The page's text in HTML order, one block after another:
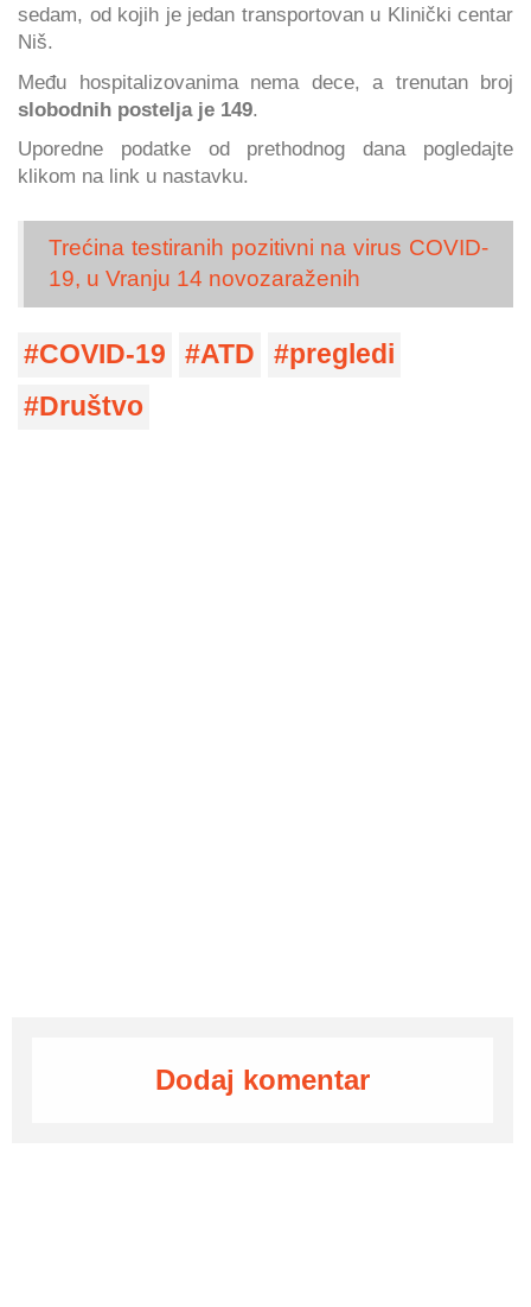
sedam, od kojih je jedan transportovan u Klinički centar
Niš.
Među hospitalizovanima nema dece, a trenutan broj
slobodnih postelja je 149.
Uporedne podatke od prethodnog dana pogledajte
klikom na link u nastavku.
Trećina testiranih pozitivni na virus COVID-
19, u Vranju 14 novozaraženih
COVID-19 ATD
pregledi
Društvo
Dodaj komentar